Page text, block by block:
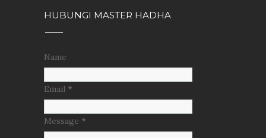
HUBUNGI MASTER HADHA
Name
Email *
Message *